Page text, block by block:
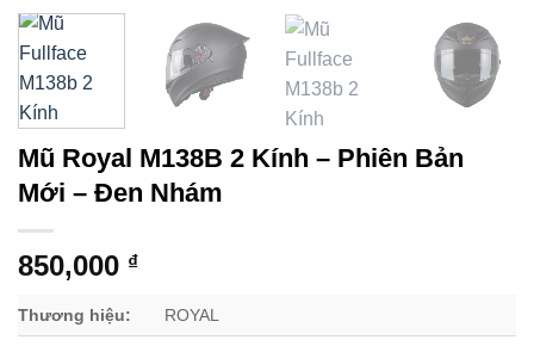
Mũ Royal M138B 2 Kính – Phiên Bản
Mới – Đen Nhám
850,000 ₫
Thương hiệu: ROYAL